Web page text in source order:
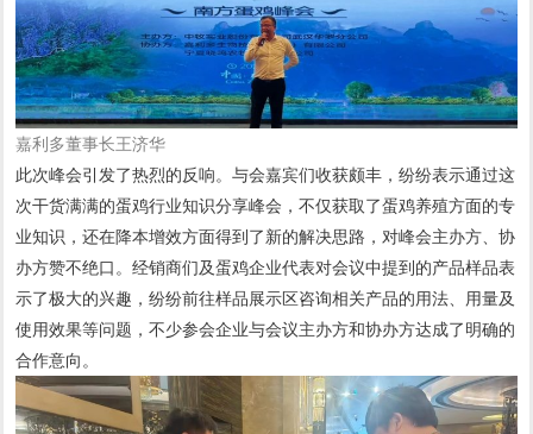
嘉利多董事长王济华
此次峰会引发了热烈的反响。与会嘉宾们收获颇丰，纷纷表示通过这
次干货满满的蛋鸡行业知识分享峰会，不仅获取了蛋鸡养殖方面的专
业知识，还在降本增效方面得到了新的解决思路，对峰会主办方、协
办方赞不绝口。经销商们及蛋鸡企业代表对会议中提到的产品样品表
示了极大的兴趣，纷纷前往样品展示区咨询相关产品的用法、用量及
使用效果等问题，不少参会企业与会议主办方和协办方达成了明确的
合作意向。